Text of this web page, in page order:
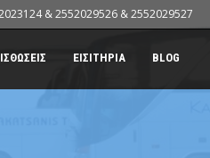
& 2552029526 & 2552029527
ΕΙΣΙΤΗΡΙΑ BLOG